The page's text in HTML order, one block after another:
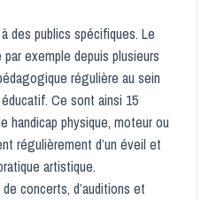
des publics spécifiques. Le
exemple depuis plusieurs
régulière au sein
Ce sont ainsi 15
handicap physique, moteur ou
régulièrement d’un éveil et
artistique.
concerts, d’auditions et